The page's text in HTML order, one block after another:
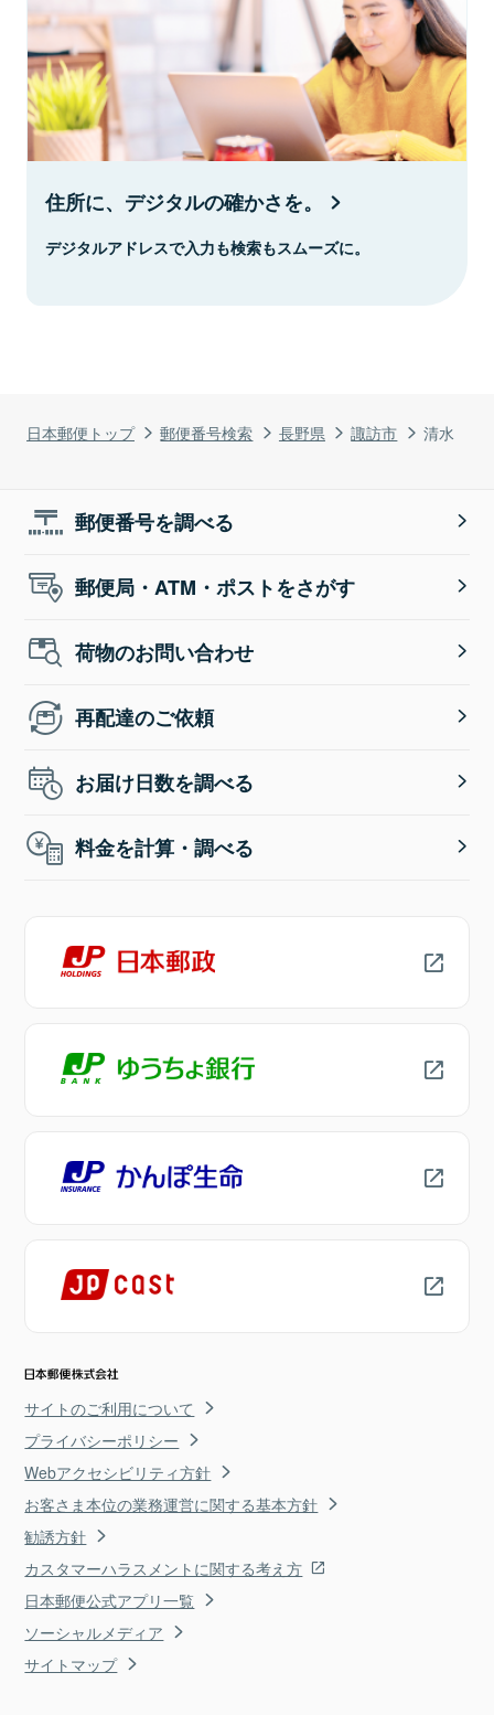
日本郵便トップ 郵便番号検索 長野県 諏訪市 清水
住所に、デジタルの確かさを。
デジタルアドレスで入力も検索もスムーズに。
郵便番号を調べる
郵便局・ATM・ポストをさがす
荷物のお問い合わせ
再配達のご依頼
お届け日数を調べる
料金を計算・調べる
サイトのご利用について
プライバシーポリシー
Webアクセシビリティ方針
お客さま本位の業務運営に関する基本方針
勧誘方針
カスタマーハラスメントに関する考え方
日本郵便公式アプリ一覧
ソーシャルメディア
サイトマップ